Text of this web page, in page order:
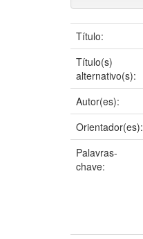
Título:
Título(s)
alternativo(s):
Autor(es):
Orientador(es):
Palavras-
chave: